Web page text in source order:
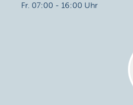
Fr. 07:00 - 16:00 Uhr